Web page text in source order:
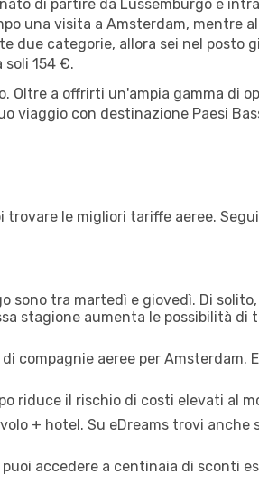
di partire da Lussemburgo e
una visita a Amsterdam, mentre
due categorie, allora sei nel posto
154 €.
Oltre a offrirti un'ampia gamma di
viaggio con destinazione Paesi
trovare le migliori tariffe aeree.
sono tra martedì e giovedì. Di
stagione aumenta le possibilità di
compagnie aeree per Amsterdam.
riduce il rischio di costi elevati al
+ hotel. Su eDreams trovi anche
accedere a centinaia di sconti